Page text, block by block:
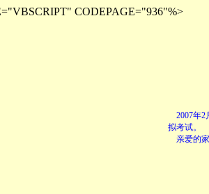
CODEPAGE="936"%>
2007年2
拟考试。
亲爱的家